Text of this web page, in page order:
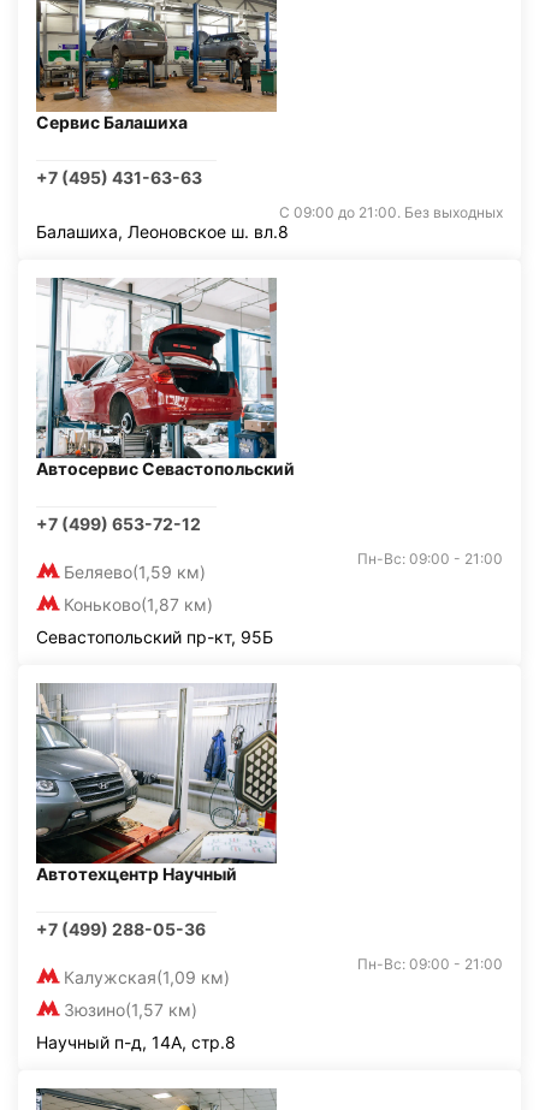
Сервис Балашиха
+7 (495) 431-63-63
С 09:00 до 21:00. Без выходных
Балашиха, Леоновское ш. вл.8
Автосервис Севастопольский
+7 (499) 653-72-12
Беляево(1,59 км)
Коньково(1,87 км)
Пн-Вс: 09:00 - 21:00
Севастопольский пр-кт, 95Б
Автотехцентр Научный
+7 (499) 288-05-36
Калужская(1,09 км)
Зюзино(1,57 км)
Пн-Вс: 09:00 - 21:00
Научный п-д, 14А, стр.8